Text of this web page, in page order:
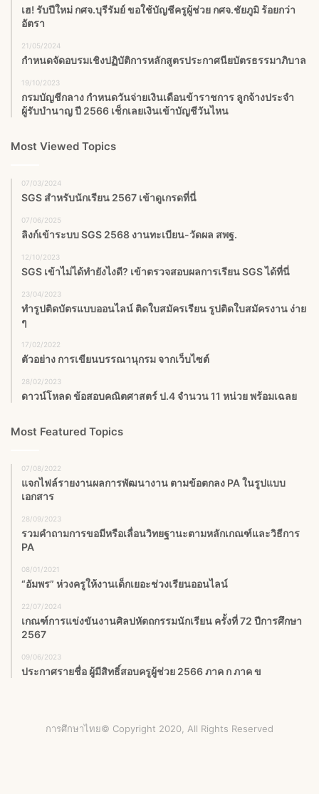
เฮ! รับปีใหม่ กศจ.บุรีรัมย์ ขอใช้บัญชีครูผู้ช่วย กศจ.ชัยภูมิ ร้อยกว่า
อัตรา
21/05/2024
กำหนดจัดอบรมเชิงปฏิบัติการหลักสูตรประกาศนียบัตรธรรมาภิบาล
19/10/2023
กรมบัญชีกลาง กำหนดวันจ่ายเงินเดือนข้าราชการ ลูกจ้างประจำ
ผู้รับบำนาญ ปี 2566 เช็กเลยเงินเข้าบัญชีวันไหน
Most Viewed Topics
07/03/2024
SGS สําหรับนักเรียน 2567 เข้าดูเกรดที่นี่
07/06/2025
ลิงก์เข้าระบบ SGS 2568 งานทะเบียน-วัดผล สพฐ.
12/10/2023
SGS เข้าไม่ได้ทำยังไงดี? เข้าตรวจสอบผลการเรียน SGS ได้ที่นี่
23/04/2023
ทำรูปติดบัตรแบบออนไลน์ ติดใบสมัครเรียน รูปติดใบสมัครงาน ง่าย
ๆ
17/02/2022
ตัวอย่าง การเขียนบรรณานุกรม จากเว็บไซต์
28/02/2023
ดาวน์โหลด ข้อสอบคณิตศาสตร์ ป.4 จำนวน 11 หน่วย พร้อมเฉลย
Most Featured Topics
07/08/2022
แจกไฟล์รายงานผลการพัฒนางาน ตามข้อตกลง PA ในรูปแบบ
เอกสาร
28/09/2023
รวมคำถามการขอมีหรือเลื่อนวิทยฐานะตามหลักเกณฑ์และวิธีการ
PA
08/01/2021
“อัมพร” ห่วงครูให้งานเด็กเยอะช่วงเรียนออนไลน์
22/07/2024
เกณฑ์การแข่งขันงานศิลปหัตถกรรมนักเรียน ครั้งที่ 72 ปีการศึกษา
2567
09/06/2023
ประกาศรายชื่อ ผู้มีสิทธิ์สอบครูผู้ช่วย 2566 ภาค ก ภาค ข
การศึกษาไทย© Copyright 2020, All Rights Reserved